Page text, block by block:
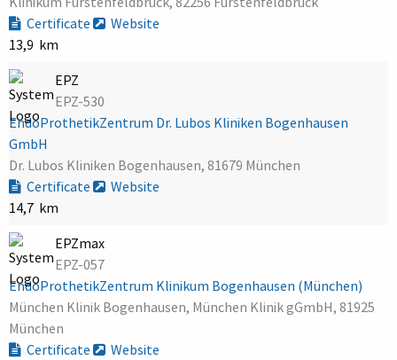
Certificate
Website
13,9 km
EPZ
EPZ-530
EndoProthetikZentrum Dr. Lubos Kliniken Bogenhausen
GmbH
Dr. Lubos Kliniken Bogenhausen, 81679 München
Certificate
Website
14,7 km
EPZmax
EPZ-057
EndoProthetikZentrum Klinikum Bogenhausen (München)
München Klinik Bogenhausen, München Klinik gGmbH, 81925
München
Certificate
Website